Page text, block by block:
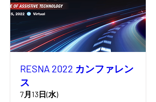
RESNA 2022 カンファレン
ス
7月13日(水)